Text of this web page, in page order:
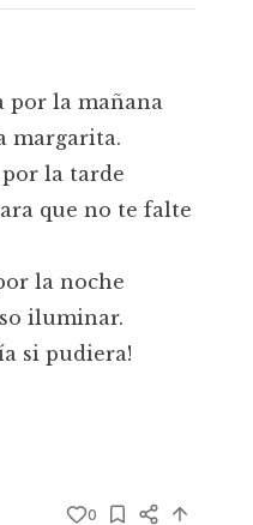
por la mañana
margarita.
la tarde
que no te falte
la noche
iluminar.
si pudiera!
0